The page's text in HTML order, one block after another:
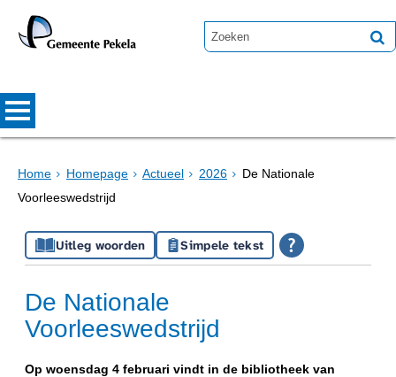
Home Homepage Actueel 2026
De Nationale
Voorleeswedstrijd
Uitleg woorden Simpele tekst
De Nationale
Voorleeswedstrijd
Op woensdag 4 februari vindt in de bibliotheek van